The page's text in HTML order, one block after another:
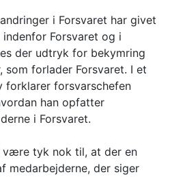
i Forsvaret har givet
Forsvaret og i
der udtryk for bekymring
forlader Forsvaret. I et
forklarer forsvarschefen
han opfatter
i Forsvaret.
være tyk nok til, at der en
medarbejderne, der siger